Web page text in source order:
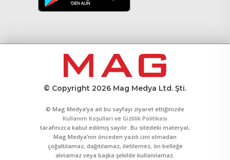
© Copyright 2026 Mag Medya Ltd. Şti.
© Mag Medya’ya ait bu sayfayı ziyaret ettiğinizde
Kullanım Koşulları ve Gizlilik Politikası
tarafınızca kabul edilmiş sayılır. Bu sitedeki materyal,
Mag Medya’nın önceden yazılı izni olmadan
çoğaltılamaz, dağıtılamaz, iletilemez, ön belleğe
alınamaz veya başka şekilde kullanılamaz.